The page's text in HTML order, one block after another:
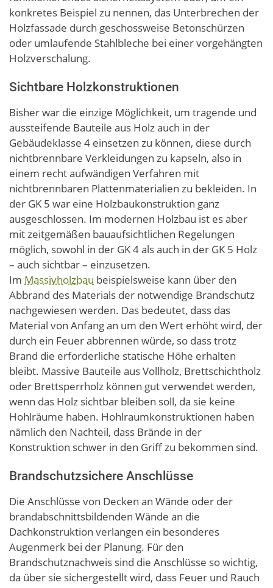
konkretes Beispiel zu nennen, das Unterbrechen der
Holzfassade durch geschossweise Betonschürzen
oder umlaufende Stahlbleche bei einer vorgehängten
Holzverschalung.
Sichtbare Holzkonstruktionen
Bisher war die einzige Möglichkeit, um tragende und
aussteifende Bauteile aus Holz auch in der
Gebäudeklasse 4 einsetzen zu können, diese durch
nichtbrennbare Verkleidungen zu kapseln, also in
einem recht aufwändigen Verfahren mit
nichtbrennbaren Plattenmaterialien zu bekleiden. In
der GK 5 war eine Holzbaukonstruktion ganz
ausgeschlossen. Im modernen Holzbau ist es aber
mit zeitgemäßen bauaufsichtlichen Regelungen
möglich, sowohl in der GK 4 als auch in der GK 5 Holz
– auch sichtbar – einzusetzen.
Im Massivholzbau beispielsweise kann über den
Abbrand des Materials der notwendige Brandschutz
nachgewiesen werden. Das bedeutet, dass das
Material von Anfang an um den Wert erhöht wird, der
durch ein Feuer abbrennen würde, so dass trotz
Brand die erforderliche statische Höhe erhalten
bleibt. Massive Bauteile aus Vollholz, Brettschichtholz
oder Brettsperrholz können gut verwendet werden,
wenn das Holz sichtbar bleiben soll, da sie keine
Hohlräume haben. Hohlraumkonstruktionen haben
nämlich den Nachteil, dass Brände in der
Konstruktion schwer in den Griff zu bekommen sind.
Brandschutzsichere Anschlüsse
Die Anschlüsse von Decken an Wände oder der
brandabschnittsbildenden Wände an die
Dachkonstruktion verlangen ein besonderes
Augenmerk bei der Planung. Für den
Brandschutznachweis sind die Anschlüsse so wichtig,
da über sie sichergestellt wird, dass Feuer und Rauch